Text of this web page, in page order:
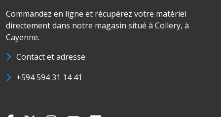
Commandez en ligne et récupérez votre matériel
directement dans notre magasin situé à Collery, à
Cayenne.
Contact et adresse
+594 594 31 14 41